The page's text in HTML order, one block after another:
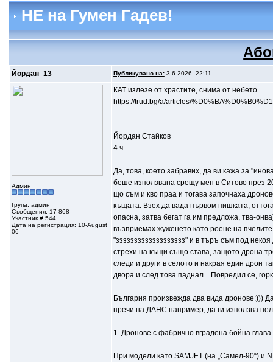
НЕ на Гумен Гадев!
Йордан_13 Публикувано на:3.6.2026, 22:11
Админ
Група: админ
Съобщения: 17 868
Участник # 544
Дата на регистрация: 10-August
06
КАТ излезе от храстите, снима от небето
https://trud.bg/a/articles/
Йордан Стайков
4 ч
Да, това, което забравих, да ви кажа за
беше използвана срещу мен в Ситово през
що съм и кво праа и тогава започнаха
къщата. Взех да вада първом пишката,
опасна, затва бегат га им предложа, тва-
възприемах жуженето като роене на
"ззззззззззззззззззз" и в търъ съм под
стрехи на къщи също става, защото дрона
следи и други в селото и накрая един дрон
двора и след това паднал... Повредил се,
България произвежда два вида дронове:)))
пречи на ДАНС например, да ги използва
1. Дронове с фабрично вградена бойна
При модели като SAMJET (на „Самел-90“) и